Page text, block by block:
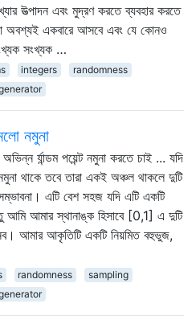
উত্পাদন এবং মুদ্রণ করতে ব্যবহার করতে
অবশ্যই একবারে আসবে এবং যে কোনও
সংখ্যক …
integers
randomness
নমুনা
র্যান্ডম পয়েন্ট নমুনা করতে চাই ... যদি
থাকে তবে তারা একই অঞ্চল থাকলে দুটি
এটি বেশ সহজ যদি এটি একটি
আমি আমার স্থানাঙ্ক হিসাবে [0,1] এ দুটি
আমার আকৃতিটি একটি নিয়মিত বহুভুজ,
randomness
sampling